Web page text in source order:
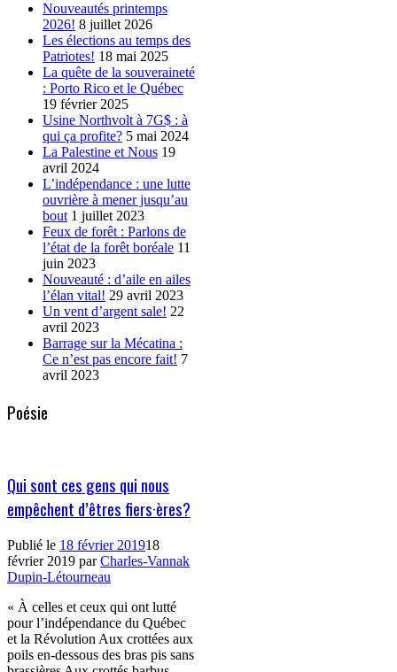
Nouveautés printemps
2026! 8 juillet 2026
Les élections au temps des
Patriotes! 18 mai 2025
La quête de la souveraineté
: Porto Rico et le Québec
19 février 2025
Usine Northvolt à 7G$ : à
qui ça profite? 5 mai 2024
La Palestine et Nous 19
avril 2024
L’indépendance : une lutte
ouvrière à mener jusqu’au
bout 1 juillet 2023
Feux de forêt : Parlons de
l’état de la forêt boréale 11
juin 2023
Nouveauté : d’aile en ailes
l’élan vital! 29 avril 2023
Un vent d’argent sale! 22
avril 2023
Barrage sur la Mécatina :
Ce n’est pas encore fait! 7
avril 2023
Poésie
Qui sont ces gens qui nous
empêchent d’êtres fiers·ères?
Publié le 18 février 201918
février 2019 parCharles-Vannak
Dupin-Létourneau
« À celles et ceux qui ont lutté
pour l’indépendance du Québec
et la Révolution Aux crottées aux
poils en-dessous des bras pis sans